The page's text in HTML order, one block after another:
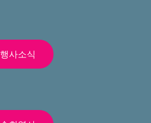
행사소식